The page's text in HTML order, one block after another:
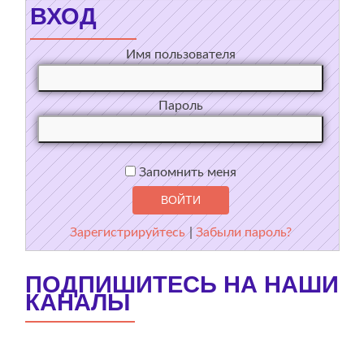
ВХОД
Имя пользователя
Пароль
Запомнить меня
Зарегистрируйтесь |Забыли пароль?
ПОДПИШИТЕСЬ НА НАШИ
КАНАЛЫ